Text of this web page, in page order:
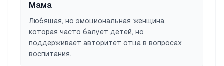
Мама
Любящая, но эмоциональная женщина,
которая часто балует детей, но
поддерживает авторитет отца в вопросах
воспитания.